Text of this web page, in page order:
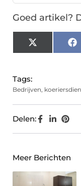
Goed artikel?
X
(Twitter)
Tags:
Bedrijven,
Delen:
Meer Berichten